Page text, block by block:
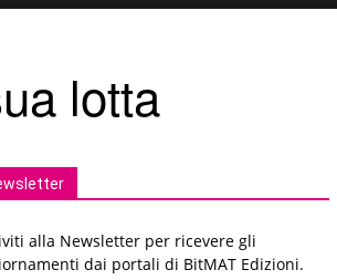
lotta
alla Newsletter per ricevere gli
dai portali di BitMAT Edizioni.